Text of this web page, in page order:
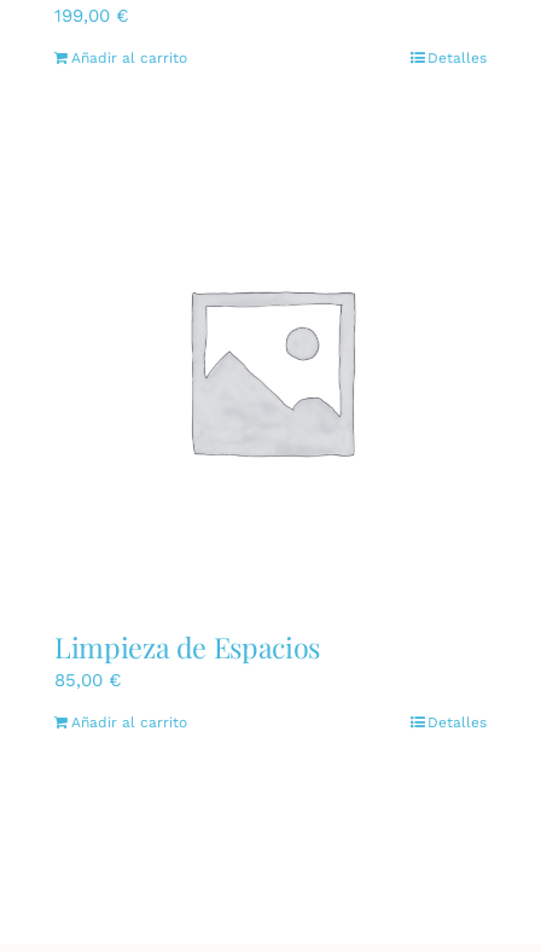
199,00 €
Añadir al carrito Detalles
Limpieza de Espacios
85,00 €
Añadir al carrito Detalles